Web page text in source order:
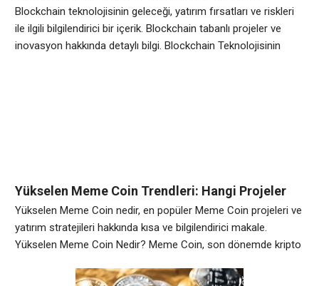
Potansiyel Yatırım Fırsatları
Blockchain teknolojisinin geleceği, yatırım fırsatları ve riskleri
ile ilgili bilgilendirici bir içerik. Blockchain tabanlı projeler ve
inovasyon hakkında detaylı bilgi. Blockchain Teknolojisinin
Yükselen Meme Coin Trendleri: Hangi Projeler
Dikkat Çekiyor?
Yükselen Meme Coin nedir, en popüler Meme Coin projeleri ve
yatırım stratejileri hakkında kısa ve bilgilendirici makale.
Yükselen Meme Coin Nedir? Meme Coin, son dönemde kripto
şekilde oluşturulan bu coin’ler, genellikle ilgi çekici logolar ve